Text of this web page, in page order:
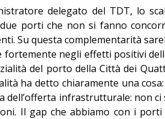
delegato del TDT, lo
porti che non si fanno
Su questa complementarità
fortemente negli effetti positivi
del porto della Città dei
ha detto chiaramente una
dell’offerta infrastrutturale: non
Il gap che abbiamo con i